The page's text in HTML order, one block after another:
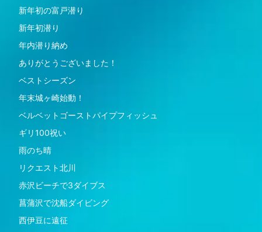
新年初の富戸潜り
新年初潜り
年内潜り納め
ありがとうございました！
ベストシーズン
年末城ヶ崎始動！
ベルベットゴーストパイプフィッシュ
ギリ100祝い
雨のち晴
リクエスト北川
赤沢ビーチで3ダイブス
菖蒲沢で沈船ダイビング
西伊豆に遠征